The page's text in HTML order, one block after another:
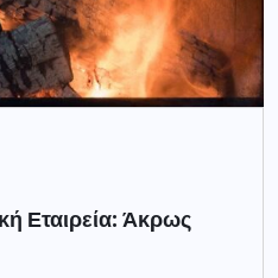
Εταιρεία: Άκρως